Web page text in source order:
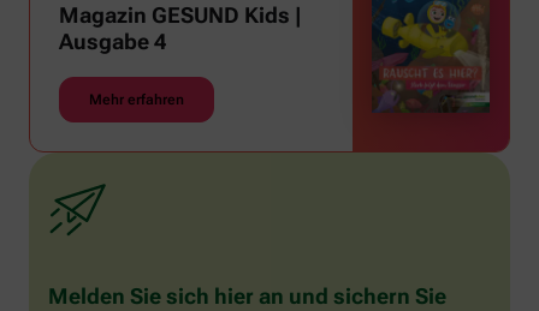
Magazin GESUND Kids |
Ausgabe 4
Mehr erfahren
Melden Sie sich hier an und sichern Sie